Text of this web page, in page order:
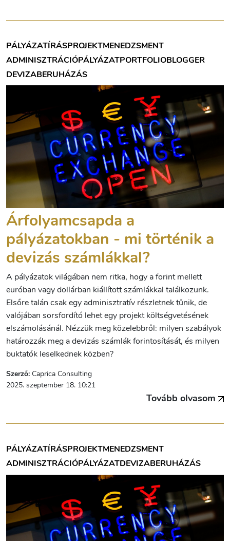
PÁLYÁZATÍRÁSPROJEKTMENEDZSMENT
ADMINISZTRÁCIÓPÁLYÁZATPORTFOLIOBLOGGER
DEVIZABERUHÁZÁS
Árfolyamcsapda a
pályázatokban - mi történik a
devizás számlákkal?
A pályázatok világában nem ritka, hogy a forint mellett
euróban vagy dollárban kiállított számlákkal találkozunk.
Elsőre talán csak egy adminisztratív részletnek tűnik, de
valójában sorsfordító lehet egy projekt költségvetésének
elszámolásánál. Nézzük meg közelebbről: milyen szabályok
határozzák meg a devizás számlák forintosítását, és milyen
buktatók leselkednek közben?
Szerző: Caprica Consulting
2025. szeptember 18. 10:21
Tovább olvasom
PÁLYÁZATÍRÁSPROJEKTMENEDZSMENT
ADMINISZTRÁCIÓPÁLYÁZATDEVIZABERUHÁZÁS